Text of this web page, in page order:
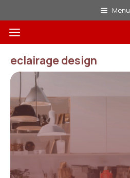
au
contenu
Menu
Menu
eclairage design